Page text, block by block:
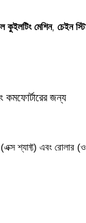
কুইলটিং মেশিন, চেইন
জন্য
শ্যাফ্ট) এবং রোলার